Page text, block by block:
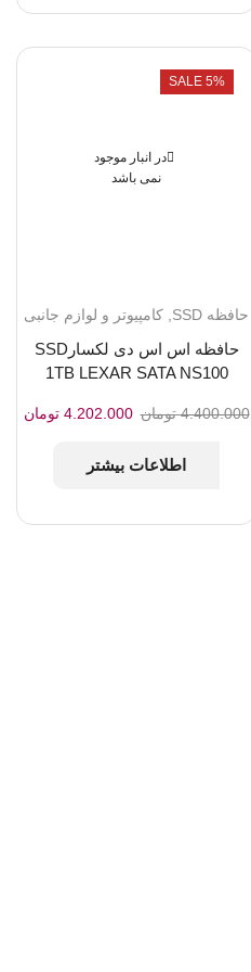
SALE 5%
در انبار موجود
نمی باشد
حافظه SSD , کامپیوتر و لوازم جانبی
حافظه اس اس دی لکسارSSD
1TB LEXAR SATA NS100
4.400.000 تومان قیمت
4.202.000 تومان
اطلاعات بیشتر